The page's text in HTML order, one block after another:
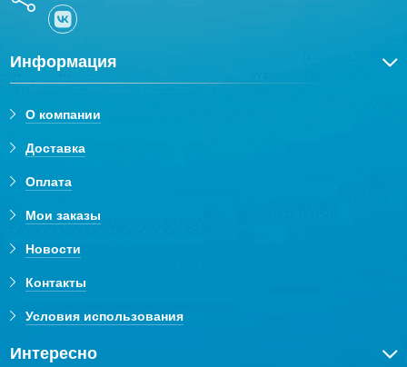
мм, она идеально впишется в ваш интерьер.
матовый.
Информация
О компании
Доставка
Оплата
Мои заказы
Новости
Контакты
Условия использования
Интересно